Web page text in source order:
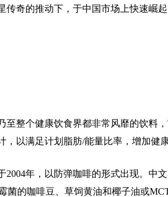
传奇的推动下，于中国市场上快速崛
至整个健康饮食界都非常风靡的饮料
以满足计划脂肪/能量比率，增加健
2004年，以防弹咖啡的形式出现。中
菌的咖啡豆、草饲黄油和椰子油或